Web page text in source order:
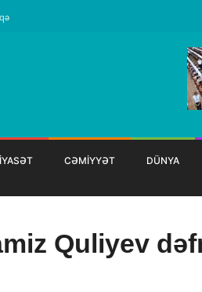
CƏMİYYƏT DÜNYA
Quliyev